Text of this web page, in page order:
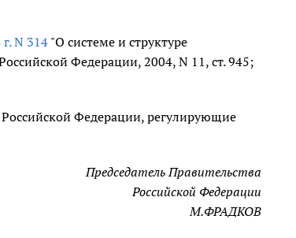
N 314 "О системе и структуре
Федерации, 2004, N 11, ст. 945;
Российской Федерации, регулирующие
Председатель Правительства
Российской Федерации
М.ФРАДКОВ